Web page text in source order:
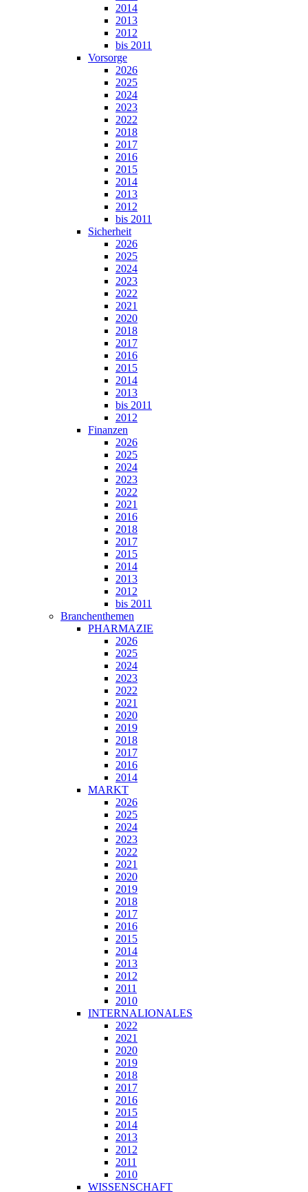
2014
2013
2012
bis 2011
Vorsorge
2026
2025
2024
2023
2022
2018
2017
2016
2015
2014
2013
2012
bis 2011
Sicherheit
2026
2025
2024
2023
2022
2021
2020
2018
2017
2016
2015
2014
2013
bis 2011
2012
Finanzen
2026
2025
2024
2023
2022
2021
2016
2018
2017
2015
2014
2013
2012
bis 2011
Branchenthemen
PHARMAZIE
2026
2025
2024
2023
2022
2021
2020
2019
2018
2017
2016
2014
MARKT
2026
2025
2024
2023
2022
2021
2020
2019
2018
2017
2016
2015
2014
2013
2012
2011
2010
INTERNALIONALES
2022
2021
2020
2019
2018
2017
2016
2015
2014
2013
2012
2011
2010
WISSENSCHAFT